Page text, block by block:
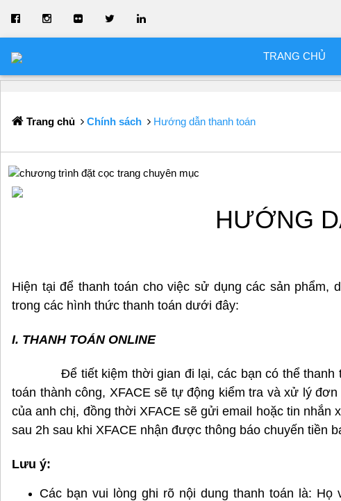
TRANG CHỦ
Trang chủ Chính sách Hướng dẫn thanh toán
HƯỚNG
Hiện tại để thanh toán cho việc sử dụng các sản phẩm,
trong các hình thức thanh toán dưới đây:
I. THANH TOÁN ONLINE
Để tiết kiệm thời gian đi lại, các bạn có thể thanh
toán thành công, XFACE sẽ tự động kiểm tra và xử lý
của anh chị, đồng thời XFACE sẽ gửi email hoặc tin nhắn
sau 2h sau khi XFACE nhận được thông báo chuyến tiền
Lưu ý:
Các bạn vui lòng ghi rõ nội dung thanh toán là: